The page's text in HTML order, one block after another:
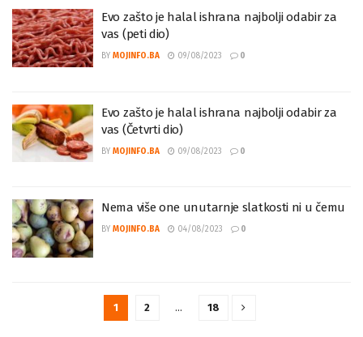
Evo zašto je halal ishrana najbolji odabir za
vas (peti dio)
BY MOJINFO.BA 09/08/2023 0
Evo zašto je halal ishrana najbolji odabir za
vas (Četvrti dio)
BY MOJINFO.BA 09/08/2023 0
Nema više one unutarnje slatkosti ni u čemu
BY MOJINFO.BA 04/08/2023 0
1 2 … 18